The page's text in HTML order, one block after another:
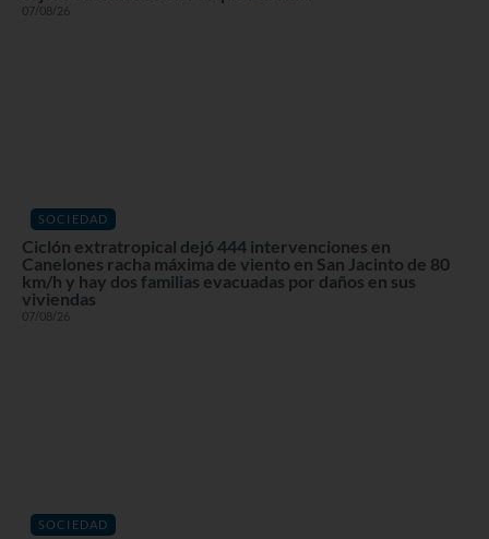
07/08/26
SOCIEDAD
Ciclón extratropical dejó 444 intervenciones en
Canelones racha máxima de viento en San Jacinto de 80
km/h y hay dos familias evacuadas por daños en sus
viviendas
07/08/26
SOCIEDAD